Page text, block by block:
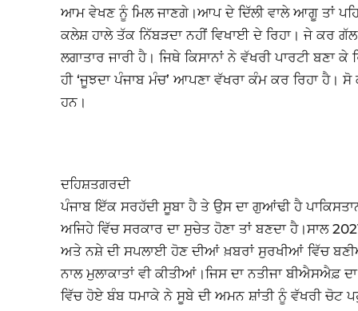
ਆਮ ਵੇਖਣ ਨੂੰ ਮਿਲ ਜਾਣਗੇ।ਆਪ ਦੇ ਦਿੱਲੀ ਵਾਲੇ ਆਗੂ ਤਾਂ
ਕਲੇਸ਼ ਹਾਲੇ ਤੱਕ ਨਿੱਬੜਦਾ ਨਹੀਂ ਵਿਖਾਈ ਦੇ ਰਿਹਾ। ਜੇ ਕਰ
ਲਗਾਤਾਰ ਜਾਰੀ ਹੈ। ਜਿਥੇ ਕਿਸਾਨਾਂ ਨੇ ਵੱਖਰੀ ਪਾਰਟੀ ਬਣਾ
ਹੀ ‘ਜੂਝਦਾ ਪੰਜਾਬ ਮੰਚ’ ਆਪਣਾ ਵੱਖਰਾ ਕੰਮ ਕਰ ਰਿਹਾ ਹੈ।
ਹਨ।
ਦਹਿਸ਼ਤਗਰਦੀ
ਪੰਜਾਬ ਇੱਕ ਸਰਹੱਦੀ ਸੂਬਾ ਹੈ ਤੇ ਉਸ ਦਾ ਗੁਆਂਢੀ ਹੈ
ਅਜਿਹੇ ਵਿੱਚ ਸਰਕਾਰ ਦਾ ਸੁਚੇਤ ਹੋਣਾ ਤਾਂ ਬਣਦਾ ਹੈ।ਸਾਲ
ਅਤੇ ਨਸ਼ੇ ਦੀ ਸਪਲਾਈ ਹੋਣ ਦੀਆਂ ਖ਼ਬਰਾਂ ਸੁਰਖੀਆਂ ਵਿੱਚ
ਨਾਲ ਮੁਲਾਕਾਤਾਂ ਵੀ ਕੀਤੀਆਂ।ਜਿਸ ਦਾ ਨਤੀਜਾ ਬੀਐਸਐਫ਼
ਵਿੱਚ ਹੋਏ ਬੰਬ ਧਮਾਕੇ ਨੇ ਸੂਬੇ ਦੀ ਅਮਨ ਸ਼ਾਂਤੀ ਨੂੰ ਵੱਖਰੀ ਚੋਟ